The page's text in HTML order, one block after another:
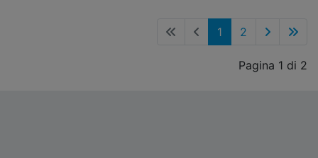
1 2
Pagina 1 di 2